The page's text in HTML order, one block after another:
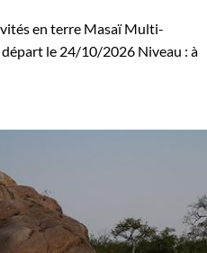
en terre MasaïMulti-
départ le 24/10/2026 Niveau : à